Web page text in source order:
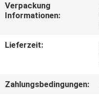
KONTAKT
UNS
BITTE UM
Verpackung
Informationen:
Lieferzeit:
Zahlungsbedingungen: